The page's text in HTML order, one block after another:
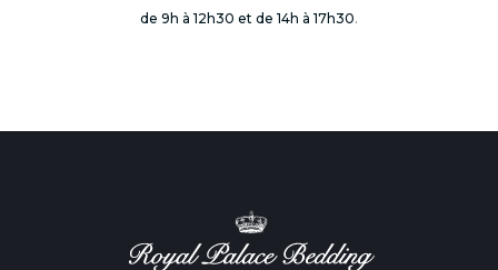
de 9h à 12h30 et de 14h à 17h30.